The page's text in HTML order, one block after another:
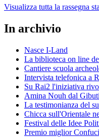
Visualizza tutta la rassegna
In archivio
Nasce I-Land
La biblioteca on line
Cantiere scuola
Intervista telefonica a
Su Rai2 l'iniziativa
Amina Nouh dal
La testimonianza del
Chicca sull'Orientale
Festival delle Idee
Premio miglior